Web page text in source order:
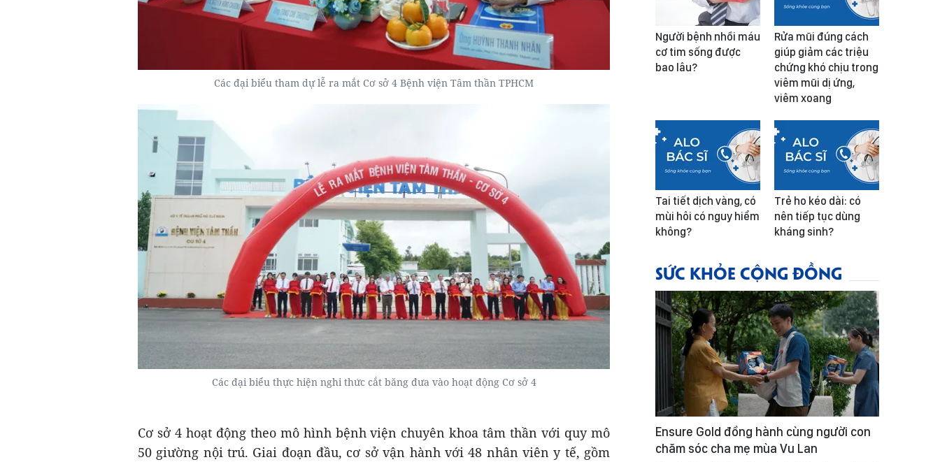
Các đại biểu tham dự lễ ra mắt Cơ sở 4 Bệnh viện Tâm thần TPHCM
Các đại biểu thực hiện nghi thức cắt băng đưa vào hoạt động Cơ sở 4
Cơ sở 4 hoạt động theo mô hình bệnh viện chuyên khoa tâm thần với quy mô
50 giường nội trú. Giai đoạn đầu, cơ sở vận hành với 48 nhân viên y tế, gồm
Người bệnh nhồi máu
cơ tim sống được
bao lâu?
Rửa mũi đúng cách
giúp giảm các triệu
chứng khó chịu trong
viêm mũi dị ứng,
viêm xoang
Tai tiết dịch vàng, có
mùi hôi có nguy hiểm
không?
Trẻ ho kéo dài: có
nên tiếp tục dùng
kháng sinh?
SỨC KHỎE CỘNG ĐỒNG
Ensure Gold đồng hành cùng người con
chăm sóc cha mẹ mùa Vu Lan